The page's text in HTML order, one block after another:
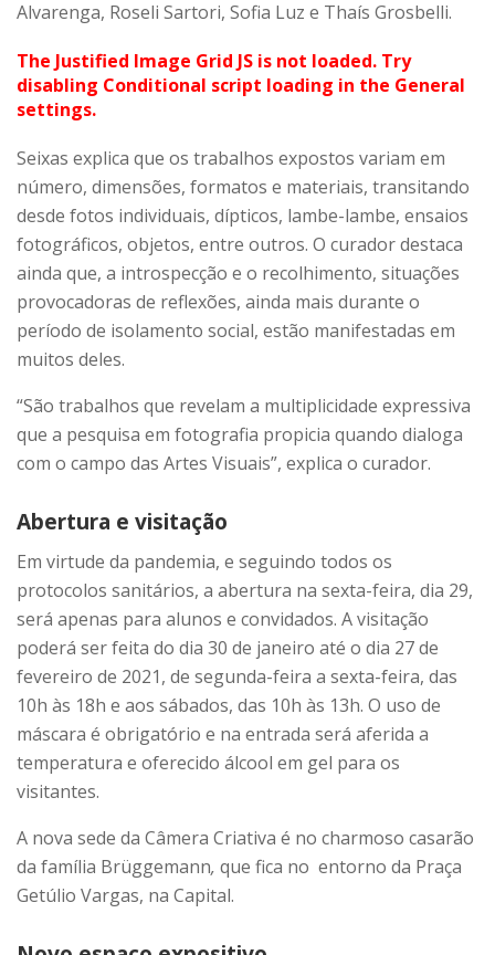
Alvarenga, Roseli Sartori, Sofia Luz e Thaís Grosbelli.
The Justified Image Grid JS is not loaded. Try
disabling Conditional script loading in the General
settings.
Seixas explica que os trabalhos expostos variam em
número, dimensões, formatos e materiais, transitando
desde fotos individuais, dípticos, lambe-lambe, ensaios
fotográficos, objetos, entre outros. O curador destaca
ainda que, a introspecção e o recolhimento, situações
provocadoras de reflexões, ainda mais durante o
período de isolamento social, estão manifestadas em
muitos deles.
“São trabalhos que revelam a multiplicidade expressiva
que a pesquisa em fotografia propicia quando dialoga
com o campo das Artes Visuais”, explica o curador.
Abertura e visitação
Em virtude da pandemia, e seguindo todos os
protocolos sanitários, a abertura na sexta-feira, dia 29,
será apenas para alunos e convidados. A visitação
poderá ser feita do dia 30 de janeiro até o dia 27 de
fevereiro de 2021, de segunda-feira a sexta-feira, das
10h às 18h e aos sábados, das 10h às 13h. O uso de
máscara é obrigatório e na entrada será aferida a
temperatura e oferecido álcool em gel para os
visitantes.
A nova sede da Câmera Criativa é no charmoso casarão
da família Brüggemann, que fica no entorno da Praça
Getúlio Vargas, na Capital.